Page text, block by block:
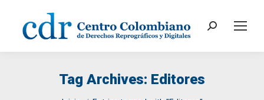
Search:
Tag Archives: Editores
You are here: